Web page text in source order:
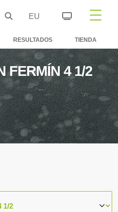
EU
RESULTADOS TIENDA
FERMÍN 4 1/2